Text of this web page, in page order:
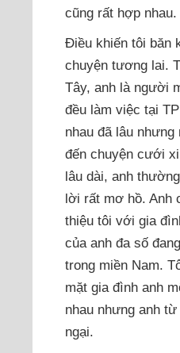
cũng rất hợp nhau.
Điều khiến tôi băn
chuyện tương lai.
Tây, anh là người
đều làm việc tại
nhau đã lâu
đến chuyện cưới
lâu dài, anh
lời rất mơ hồ. Anh
thiệu tôi với gia
của anh đa số
trong miền Nam.
mặt gia đình anh
nhau nhưng anh
ngại.